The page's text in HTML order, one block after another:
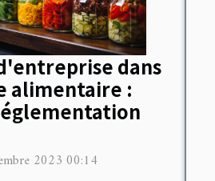
dans
alimentaire :
2023 00:14